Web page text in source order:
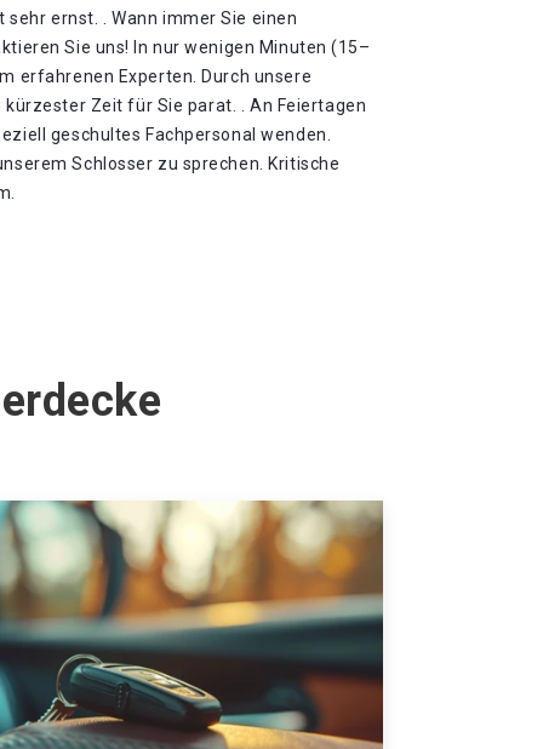
ernst. . Wann immer Sie einen
Sie uns! In nur wenigen Minuten (15–
erfahrenen Experten. Durch unsere
Zeit für Sie parat. . An Feiertagen
geschultes Fachpersonal wenden.
Schlosser zu sprechen. Kritische